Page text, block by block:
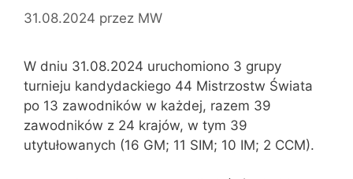
31.08.2024 przez MW
W dniu 31.08.2024 uruchomiono 3 grupy
turnieju kandydackiego 44 Mistrzostw Świata
po 13 zawodników w każdej, razem 39
zawodników z 24 krajów, w tym 39
utytułowanych (16 GM; 11 SIM; 10 IM; 2 CCM).